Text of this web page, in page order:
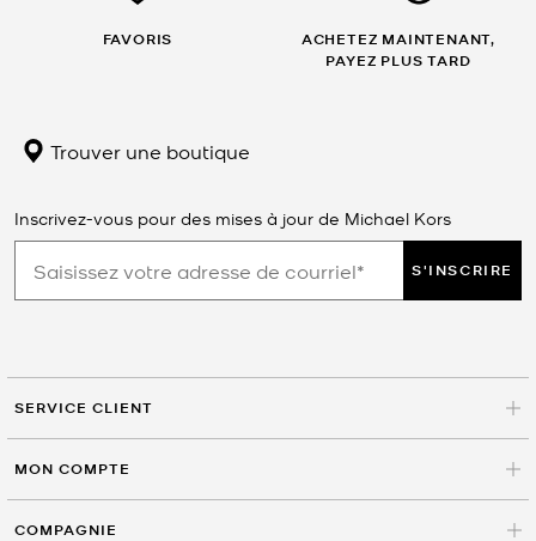
FAVORIS
ACHETEZ MAINTENANT,
PAYEZ PLUS TARD
Trouver une boutique
Inscrivez-vous pour des mises à jour de Michael Kors
S'INSCRIRE
SERVICE CLIENT
MON COMPTE
COMPAGNIE